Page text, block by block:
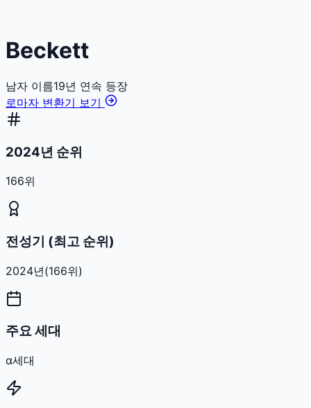
Beckett
남자 이름19년 연속 등장
로마자 변환기 보기
2024년 순위
166위
전성기 (최고 순위)
2024년(166위)
주요 세대
α세대